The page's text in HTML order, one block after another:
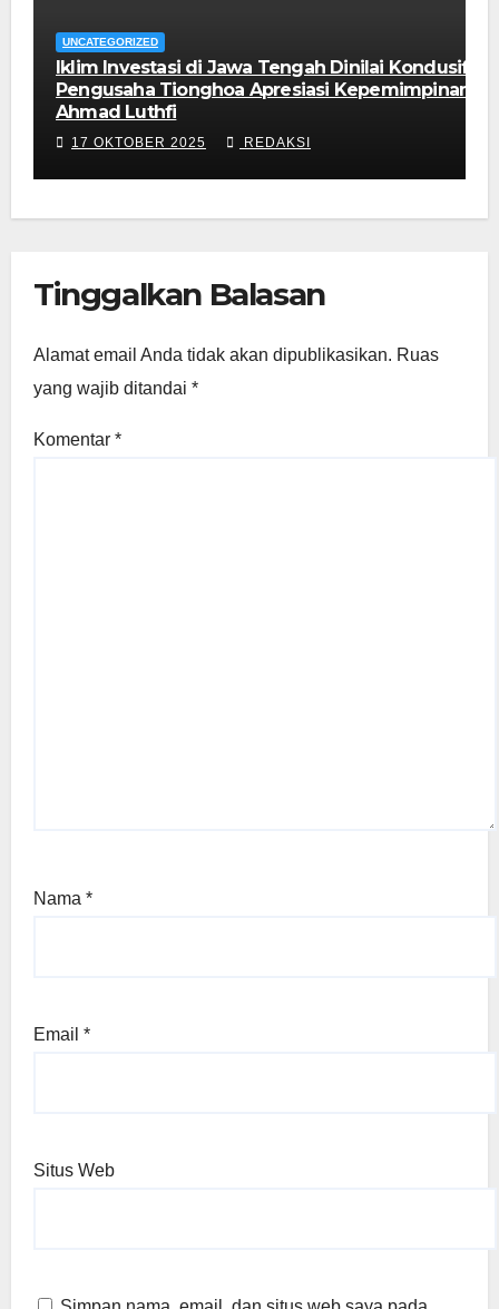
UNCATEGORIZED
Iklim Investasi di Jawa Tengah Dinilai Kondusif,
Pengusaha Tionghoa Apresiasi Kepemimpinan
Ahmad Luthfi
17 OKTOBER 2025 REDAKSI
Tinggalkan Balasan
Alamat email Anda tidak akan dipublikasikan. Ruas
yang wajib ditandai *
Komentar *
Nama *
Email *
Situs Web